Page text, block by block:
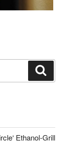
Ethanol-Grill